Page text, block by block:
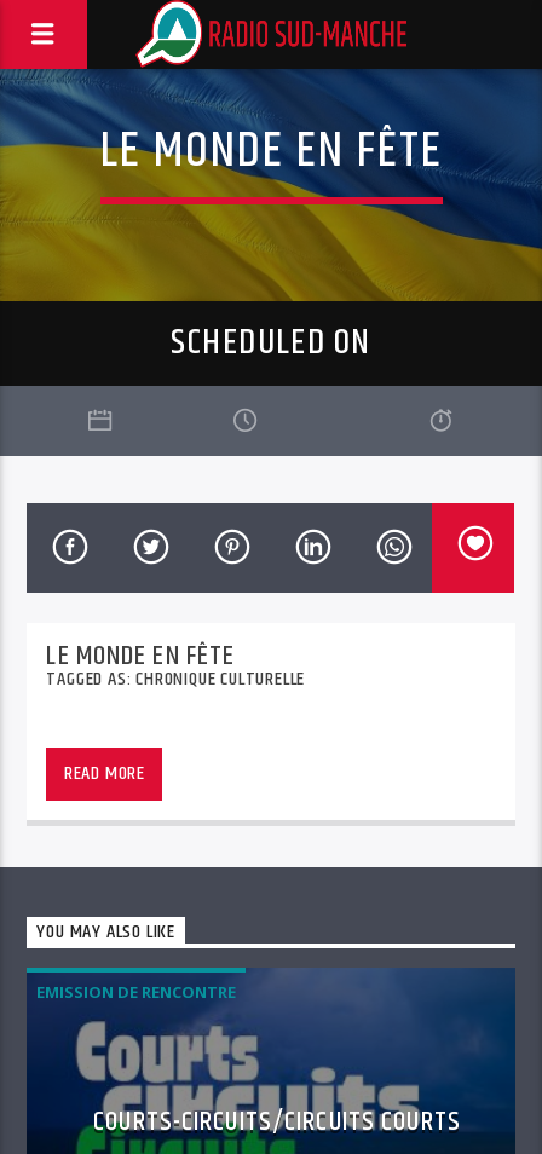
LE MONDE EN FÊTE
SCHEDULED ON
LE MONDE EN FÊTE
TAGGED AS:CHRONIQUE CULTURELLE
READ MORE
YOU MAY ALSO LIKE
EMISSION DE RENCONTRE
COURTS-CIRCUITS/CIRCUITS COURTS